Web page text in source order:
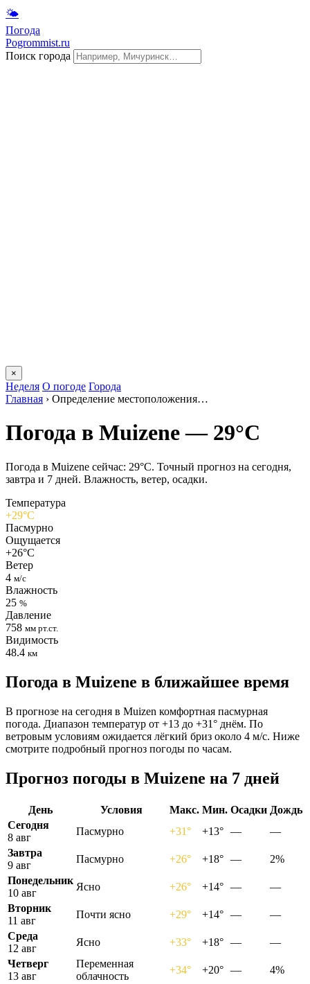
🌤
Погода
Pogrommist.ru
Поиск города
×
Неделя О погоде Города
Главная › Определение местоположения…
Погода в Muizenе — 29°C
Погода в Muizenе сейчас: 29°C. Точный прогноз на сегодня,
завтра и 7 дней. Влажность, ветер, осадки.
Температура
+29°C
Пасмурно
Ощущается
+26°C
Ветер
4 м/с
Влажность
25 %
Давление
758 мм рт.ст.
Видимость
48.4 км
Погода в Muizenе в ближайшее время
В прогнозе на сегодня в Muizen комфортная пасмурная
погода. Диапазон температур от +13 до +31° днём. По
ветровым условиям ожидается лёгкий бриз около 4 м/с. Ниже
смотрите подробный прогноз погоды по часам.
Прогноз погоды в Muizenе на 7 дней
День Условия Макс. Мин. Осадки Дождь
Сегодня
8 авг
Пасмурно +31° +13° —
—
Завтра
9 авг
Пасмурно +26° +18° —
2%
Понедельник
10 авг
Ясно +26° +14° —
—
Вторник
11 авг
Почти ясно +29° +14° —
—
Среда
12 авг
Ясно +33° +18° —
—
Четверг
13 авг
Переменная
облачность
+34° +20° —
4%